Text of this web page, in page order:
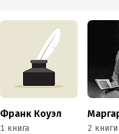
Франк Коуэл
1 книга 2 книги